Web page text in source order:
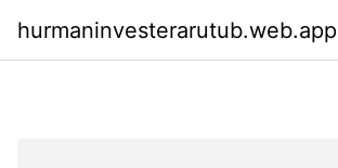
hurmaninvesterarutub.web.app